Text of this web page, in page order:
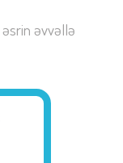
əsrin əvvəllə